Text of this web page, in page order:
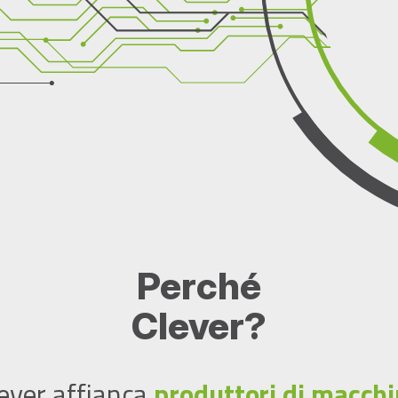
Perché
Clever?